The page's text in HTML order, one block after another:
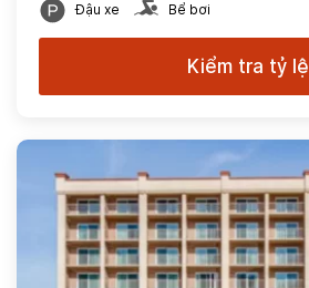
Đậu xe Bể bơi
Kiểm tra tỷ lệ